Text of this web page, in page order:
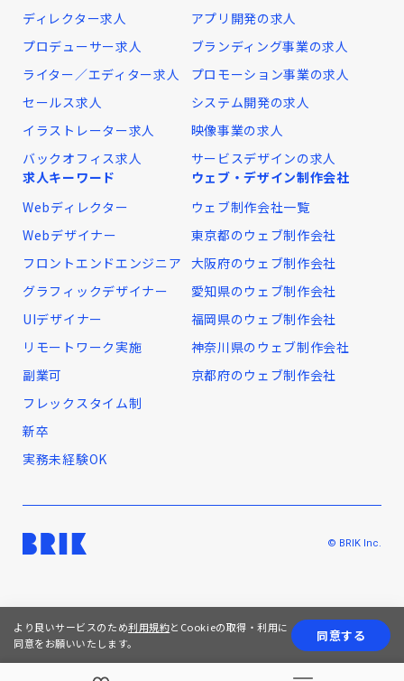
ディレクター求人
プロデューサー求人
ライター／エディター求人
セールス求人
イラストレーター求人
バックオフィス求人
アプリ開発の求人
ブランディング事業の求人
プロモーション事業の求人
システム開発の求人
映像事業の求人
サービスデザインの求人
求人キーワード
Webディレクター
Webデザイナー
フロントエンドエンジニア
グラフィックデザイナー
UIデザイナー
リモートワーク実施
副業可
フレックスタイム制
新卒
実務未経験OK
ウェブ・デザイン制作会社
ウェブ制作会社一覧
東京都のウェブ制作会社
大阪府のウェブ制作会社
愛知県のウェブ制作会社
福岡県のウェブ制作会社
神奈川県のウェブ制作会社
京都府のウェブ制作会社
© BRIK Inc.
より良いサービスのため利用規約とCookieの取得・利用に
同意をお願いいたします。
同意する